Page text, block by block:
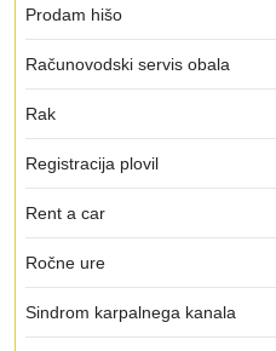
Prodam hišo
Računovodski servis obala
Rak
Registracija plovil
Rent a car
Ročne ure
Sindrom karpalnega kanala